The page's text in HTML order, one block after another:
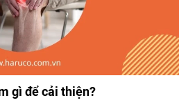
gì để cải thiện?